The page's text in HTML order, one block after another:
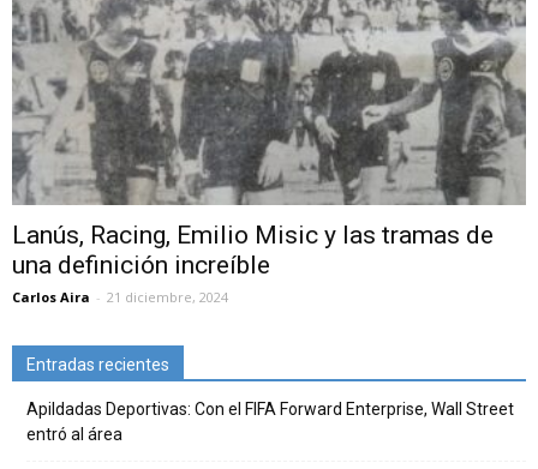
Lanús, Racing, Emilio Misic y las tramas de
una definición increíble
Carlos Aira - 21 diciembre, 2024
Entradas recientes
Apildadas Deportivas: Con el FIFA Forward Enterprise, Wall Street
entró al área